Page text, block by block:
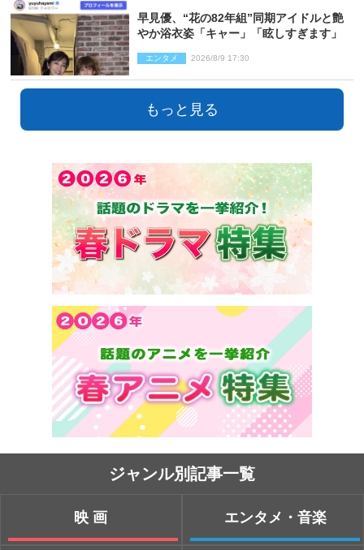
早見優、“花の82年組”同期アイドルと艶
やか浴衣姿「キャー」「眩しすぎます」
エンタメ 2026/8/9 17:30
もっと見る
ジャンル別記事一覧
映画 エンタメ・音楽